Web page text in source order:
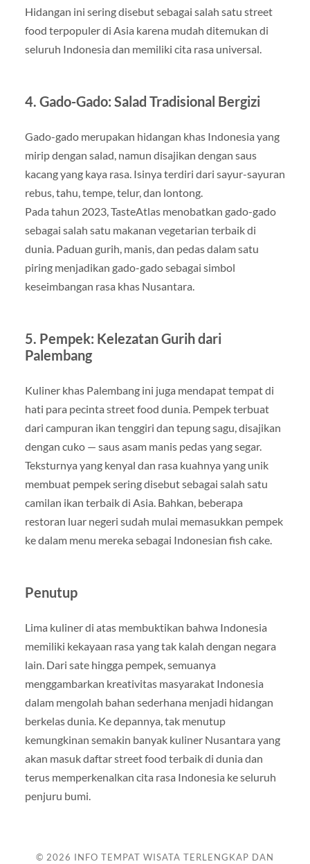
Hidangan ini sering disebut sebagai salah satu street
food terpopuler di Asia karena mudah ditemukan di
seluruh Indonesia dan memiliki cita rasa universal.
4. Gado-Gado: Salad Tradisional Bergizi
Gado-gado merupakan hidangan khas Indonesia yang
mirip dengan salad, namun disajikan dengan saus
kacang yang kaya rasa. Isinya terdiri dari sayur-sayuran
rebus, tahu, tempe, telur, dan lontong.
Pada tahun 2023, TasteAtlas menobatkan gado-gado
sebagai salah satu makanan vegetarian terbaik di
dunia. Paduan gurih, manis, dan pedas dalam satu
piring menjadikan gado-gado sebagai simbol
keseimbangan rasa khas Nusantara.
5. Pempek: Kelezatan Gurih dari
Palembang
Kuliner khas Palembang ini juga mendapat tempat di
hati para pecinta street food dunia. Pempek terbuat
dari campuran ikan tenggiri dan tepung sagu, disajikan
dengan cuko — saus asam manis pedas yang segar.
Teksturnya yang kenyal dan rasa kuahnya yang unik
membuat pempek sering disebut sebagai salah satu
camilan ikan terbaik di Asia. Bahkan, beberapa
restoran luar negeri sudah mulai memasukkan pempek
ke dalam menu mereka sebagai Indonesian fish cake.
Penutup
Lima kuliner di atas membuktikan bahwa Indonesia
memiliki kekayaan rasa yang tak kalah dengan negara
lain. Dari sate hingga pempek, semuanya
menggambarkan kreativitas masyarakat Indonesia
dalam mengolah bahan sederhana menjadi hidangan
berkelas dunia. Ke depannya, tak menutup
kemungkinan semakin banyak kuliner Nusantara yang
akan masuk daftar street food terbaik di dunia dan
terus memperkenalkan cita rasa Indonesia ke seluruh
penjuru bumi.
© 2026 INFO TEMPAT WISATA TERLENGKAP DAN